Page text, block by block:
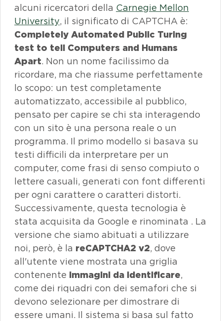
alcuni ricercatori della Carnegie Mellon
University, il significato di CAPTCHA è:
Completely Automated Public Turing
test to tell Computers and Humans
Apart. Non un nome facilissimo da
ricordare, ma che riassume perfettamente
lo scopo: un test completamente
automatizzato, accessibile al pubblico,
pensato per capire se chi sta interagendo
con un sito è una persona reale o un
programma. Il primo modello si basava su
testi difficili da interpretare per un
computer, come frasi di senso compiuto o
lettere casuali, generati con font differenti
per ogni carattere o caratteri distorti.
Successivamente, questa tecnologia è
stata acquisita da Google e rinominata . La
versione che siamo abituati a utilizzare
noi, però, è la reCAPTCHA2 v2, dove
all'utente viene mostrata una griglia
contenente immagini da identificare,
come dei riquadri con dei semafori che si
devono selezionare per dimostrare di
essere umani. Il sistema si basa sul fatto